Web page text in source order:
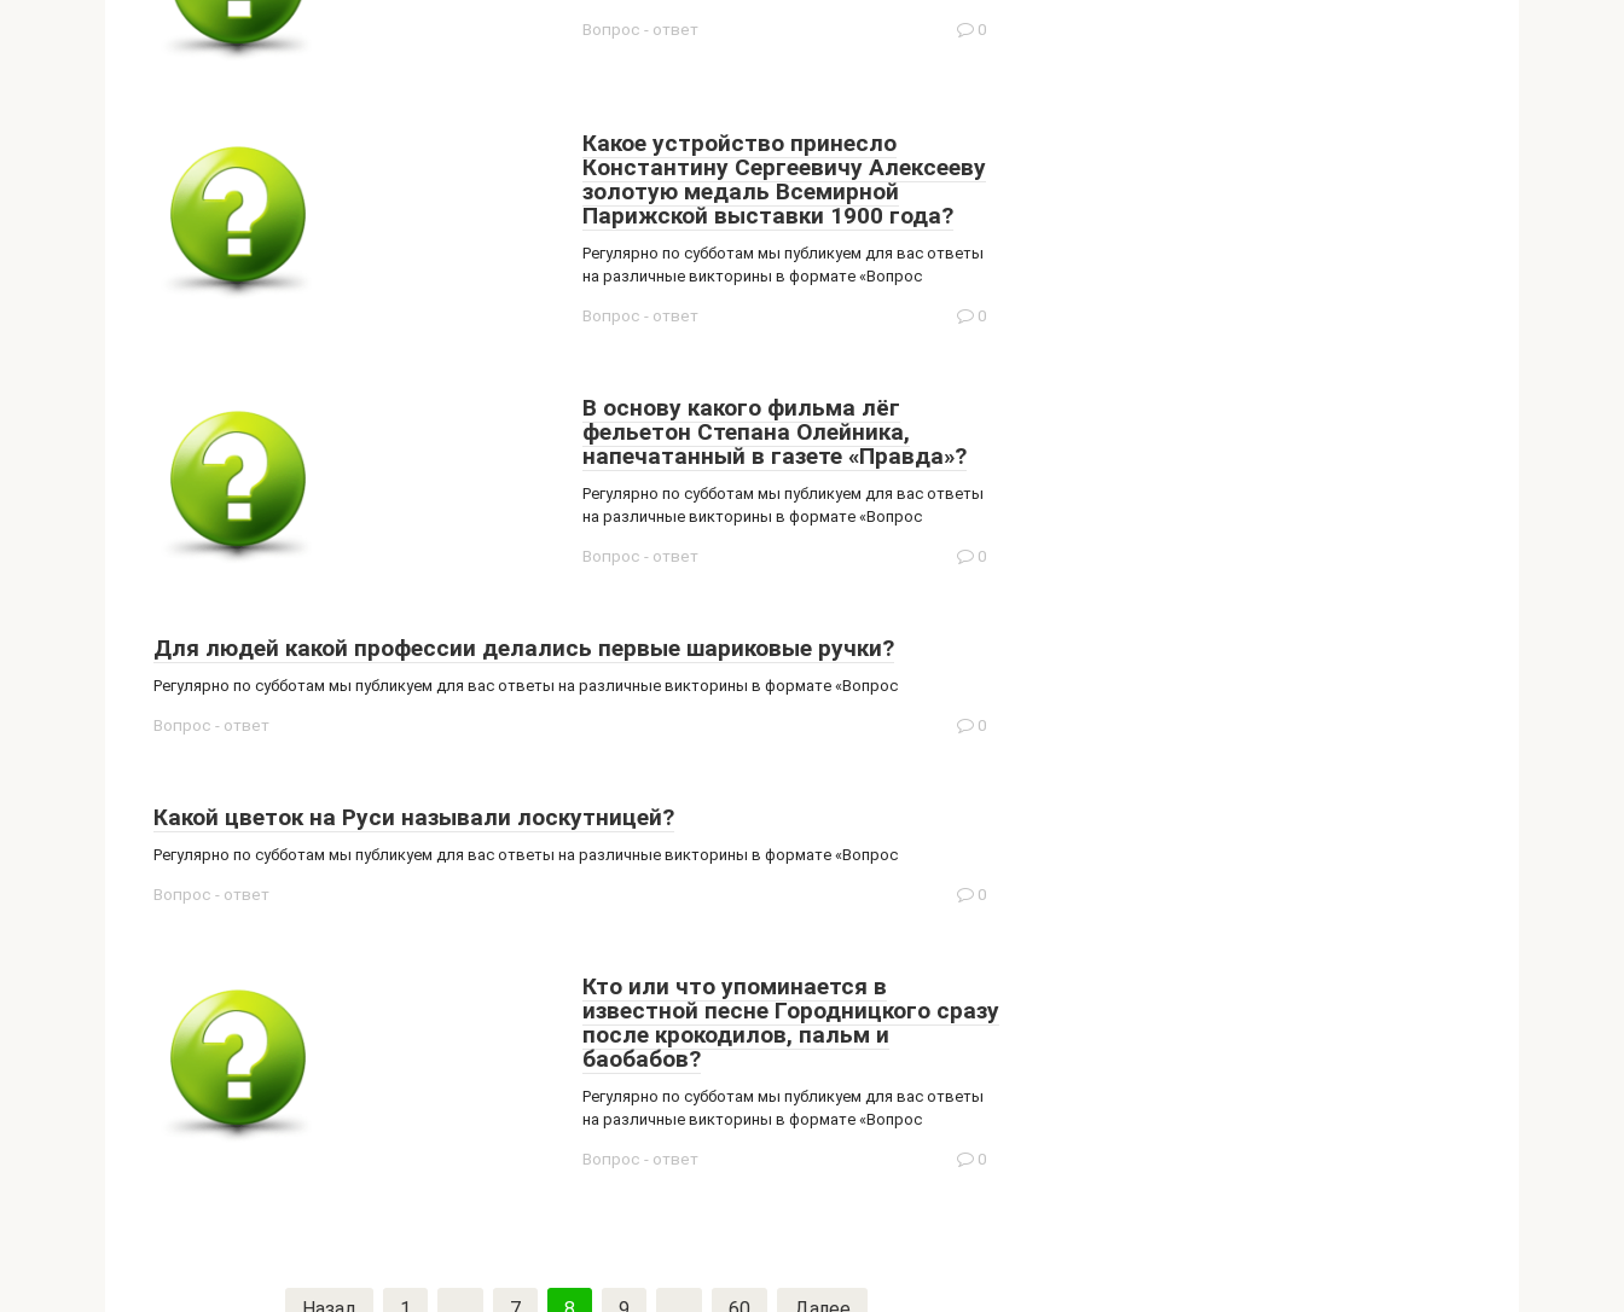
Вопрос - ответ 0
Какое устройство принесло
Константину Сергеевичу Алексееву
золотую медаль Всемирной
Парижской выставки 1900 года?
Регулярно по субботам мы публикуем для вас ответы
на различные викторины в формате «Вопрос
Вопрос - ответ 0
В основу какого фильма лёг
фельетон Степана Олейника,
напечатанный в газете «Правда»?
Регулярно по субботам мы публикуем для вас ответы
на различные викторины в формате «Вопрос
Вопрос - ответ 0
Для людей какой профессии делались первые шариковые ручки?
Регулярно по субботам мы публикуем для вас ответы на различные викторины в формате «Вопрос
Вопрос - ответ 0
Какой цветок на Руси называли лоскутницей?
Регулярно по субботам мы публикуем для вас ответы на различные викторины в формате «Вопрос
Вопрос - ответ 0
Кто или что упоминается в
известной песне Городницкого сразу
после крокодилов, пальм и
баобабов?
Регулярно по субботам мы публикуем для вас ответы
на различные викторины в формате «Вопрос
Вопрос - ответ 0